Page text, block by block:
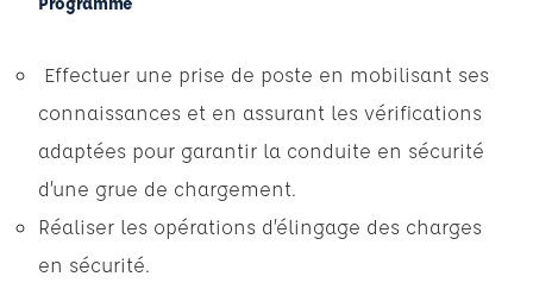
Effectuer une prise de poste en mobilisant ses
connaissances et en assurant les vérifications
adaptées pour garantir la conduite en sécurité
d’une grue de chargement.
Réaliser les opérations d’élingage des charges
en sécurité.